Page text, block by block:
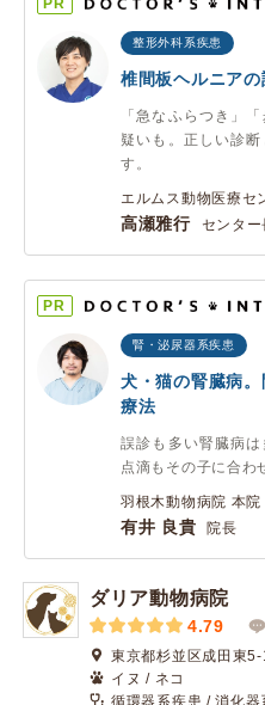
PR
整形外科系疾患
椎間板ヘルニア
「急なふらつき」
疑いも。正しい診
す。
エルムス動物医療セ
高瀬雅行 センター
PR
腎・泌尿器系疾患
犬・猫の腎臓病
療法
誤診も多い腎臓病
点滴もその子に合わ
羽根木動物病院 本
有井 良貴 院長
ダリア動物病院
4.79
東京都杉並区成田東
イヌ / ネコ
循環器系疾患 / 消化